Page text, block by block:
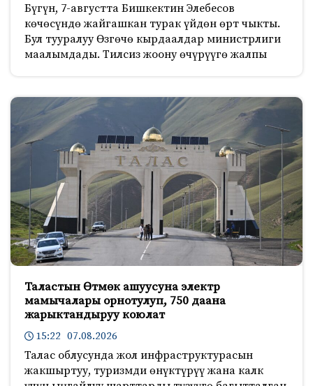
Бүгүн, 7-августта Бишкектин Элебесов
көчөсүндө жайгашкан турак үйдөн өрт чыкты.
Бул тууралуу Өзгөчө кырдаалдар министрлиги
маалымдады. Тилсиз жоону өчүрүүгө жалпы
Таластын Өтмөк ашуусуна электр
мамычалары орнотулуп, 750 даана
жарыктандыруу коюлат
15:22 07.08.2026
Талас облусунда жол инфраструктурасын
жакшыртуу, туризмди өнүктүрүү жана калк